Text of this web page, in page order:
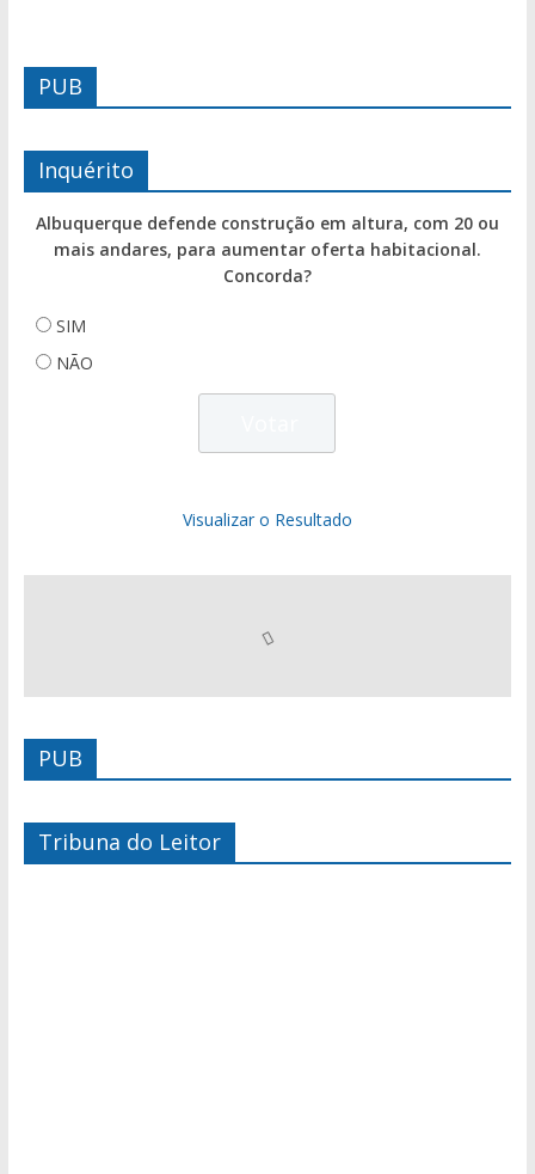
PUB
Inquérito
Albuquerque defende construção em altura, com 20 ou
mais andares, para aumentar oferta habitacional.
Concorda?
SIM
NÃO
Visualizar o Resultado
PUB
Tribuna do Leitor